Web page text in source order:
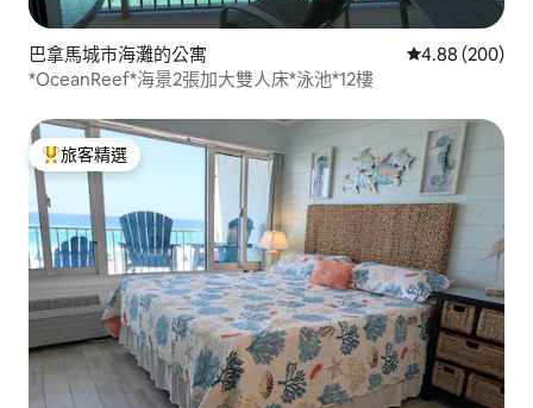
巴拿馬城市海灘的公寓 從 200 則評價
4.88 (200)
*OceanReef*海景2張加大雙人床*泳池*12樓
旅客精選榜首
旅客精選